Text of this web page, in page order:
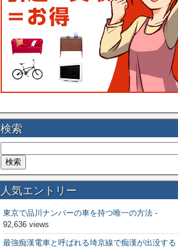
検索
人気エントリー
東京で品川ナンバーの車を持つ唯一の方法-
92,636 views
最強痴漢電車と呼ばれる埼京線で痴漢が出没する